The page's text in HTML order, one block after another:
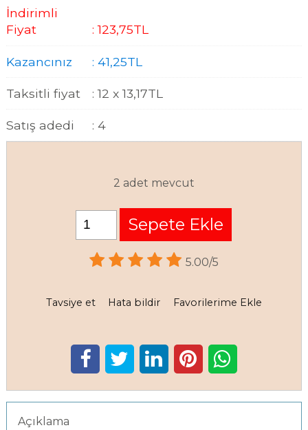
İndirimli
Fiyat
:123,75TL
Kazancınız : 41,25TL
Taksitli fiyat : 12 x 13,17TL
Satış adedi : 4
2 adet mevcut
Sepete Ekle
5.00/5
Tavsiye et Hata bildir Favorilerime Ekle
Açıklama